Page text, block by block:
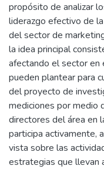
propósito de analizar
liderazgo efectivo de
del sector de
la idea principal
afectando el sector en
pueden plantear para
del proyecto de
mediciones por medio
directores del área en
participa activamente,
vista sobre las
estrategias que llevan